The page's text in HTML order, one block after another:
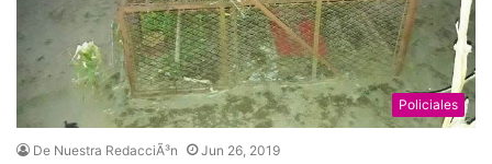
Policiales
De Nuestra RedacciÃ³n Jun 26, 2019